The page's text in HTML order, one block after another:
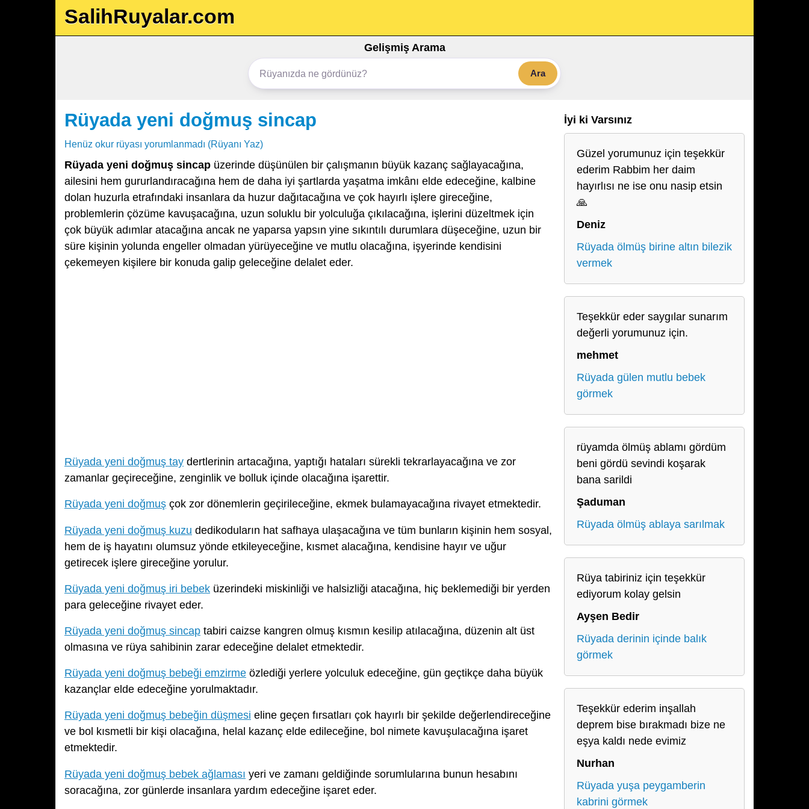
SalihRuyalar.com
Gelişmiş Arama
Ara
Rüyada yeni doğmuş sincap
Henüz okur rüyası yorumlanmadı (Rüyanı Yaz)
Rüyada yeni doğmuş sincap üzerinde düşünülen bir çalışmanın büyük kazanç sağlayacağına,
ailesini hem gururlandıracağına hem de daha iyi şartlarda yaşatma imkânı elde edeceğine, kalbine
dolan huzurla etrafındaki insanlara da huzur dağıtacağına ve çok hayırlı işlere gireceğine,
problemlerin çözüme kavuşacağına, uzun soluklu bir yolculuğa çıkılacağına, işlerini düzeltmek için
çok büyük adımlar atacağına ancak ne yaparsa yapsın yine sıkıntılı durumlara düşeceğine, uzun bir
süre kişinin yolunda engeller olmadan yürüyeceğine ve mutlu olacağına, işyerinde kendisini
çekemeyen kişilere bir konuda galip geleceğine delalet eder.
Rüyada yeni doğmuş tay dertlerinin artacağına, yaptığı hataları sürekli tekrarlayacağına ve zor
zamanlar geçireceğine, zenginlik ve bolluk içinde olacağına işarettir.
Rüyada yeni doğmuş çok zor dönemlerin geçirileceğine, ekmek bulamayacağına rivayet etmektedir.
Rüyada yeni doğmuş kuzu dedikoduların hat safhaya ulaşacağına ve tüm bunların kişinin hem sosyal,
hem de iş hayatını olumsuz yönde etkileyeceğine, kısmet alacağına, kendisine hayır ve uğur
getirecek işlere gireceğine yorulur.
Rüyada yeni doğmuş iri bebek üzerindeki miskinliği ve halsizliği atacağına, hiç beklemediği bir yerden
para geleceğine rivayet eder.
Rüyada yeni doğmuş sincap tabiri caizse kangren olmuş kısmın kesilip atılacağına, düzenin alt üst
olmasına ve rüya sahibinin zarar edeceğine delalet etmektedir.
Rüyada yeni doğmuş bebeği emzirme özlediği yerlere yolculuk edeceğine, gün geçtikçe daha büyük
kazançlar elde edeceğine yorulmaktadır.
Rüyada yeni doğmuş bebeğin düşmesi eline geçen fırsatları çok hayırlı bir şekilde değerlendireceğine
ve bol kısmetli bir kişi olacağına, helal kazanç elde edileceğine, bol nimete kavuşulacağına işaret
etmektedir.
Rüyada yeni doğmuş bebek ağlaması yeri ve zamanı geldiğinde sorumlularına bunun hesabını
soracağına, zor günlerde insanlara yardım edeceğine işaret eder.
İyi ki Varsınız
Güzel yorumunuz için teşekkür
ederim Rabbim her daim
hayırlısı ne ise onu nasip etsin
🙏
Deniz
Rüyada ölmüş birine altın bilezik
vermek
Teşekkür eder saygılar sunarım
değerli yorumunuz için.
mehmet
Rüyada gülen mutlu bebek
görmek
rüyamda ölmüş ablamı gördüm
beni gördü sevindi koşarak
bana sarildi
Şaduman
Rüyada ölmüş ablaya sarılmak
Rüya tabiriniz için teşekkür
ediyorum kolay gelsin
Ayşen Bedir
Rüyada derinin içinde balık
görmek
Teşekkür ederim inşallah
deprem bise bırakmadı bize ne
eşya kaldı nede evimiz
Nurhan
Rüyada yuşa peygamberin
kabrini görmek